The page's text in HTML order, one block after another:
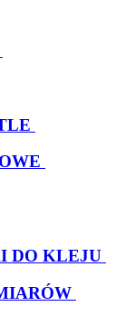
DO KLEJU